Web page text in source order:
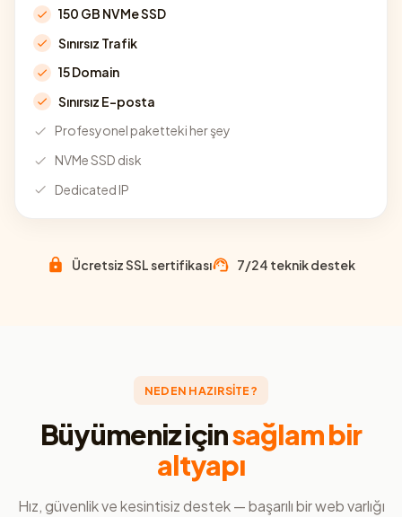
150 GB NVMe SSD
Sınırsız Trafik
15 Domain
Sınırsız E-posta
Profesyonel paketteki her şey
NVMe SSD disk
Dedicated IP
Ücretsiz SSL sertifikası 7/24 teknik destek
NEDEN HAZIRSİTE?
Büyümeniz içinsağlam bir
altyapı
Hız, güvenlik ve kesintisiz destek — başarılı bir web varlığı